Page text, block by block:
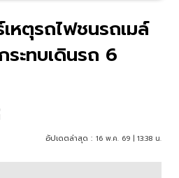
หตุรถไฟชนรถเมล์
ะทบเดินรถ 6
อัปเดตล่าสุด : 16 พ.ค. 69 | 13:38 น.